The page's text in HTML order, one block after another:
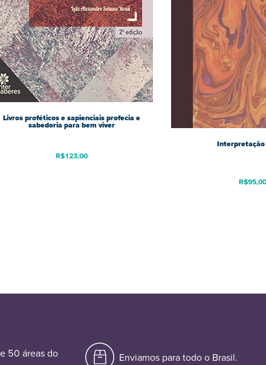
Livros proféticos e sapienciais profecia e
sabedoria para bem viver
R$123,00
Interpretação
R$95,00
50 áreas do Enviamos para todo o Brasil.